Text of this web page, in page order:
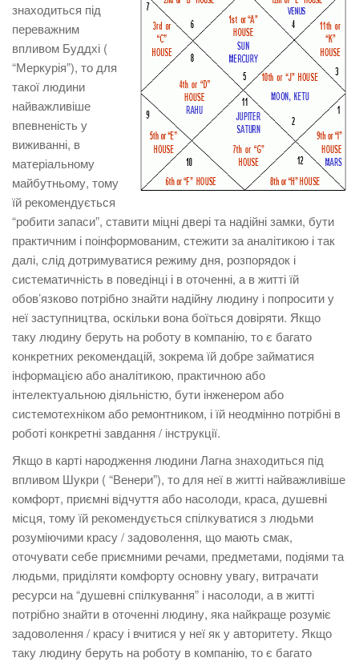
знаходиться під
переважним
впливом Буддхі (
“Меркурія”), то для
такої людини
найважливіше
впевненість у
виживанні, в
матеріальному
майбутньому, тому
їй рекомендується
“робити запаси”, ставити міцні двері та надійні замки, бути
практичним і поінформованим, стежити за аналітикою і так
далі, слід дотримуватися режиму дня, розпорядок і
систематичність в поведінці і в оточенні, а в житті їй
обов’язково потрібно знайти надійну людину і попросити у
неї заступництва, оскільки вона боїться довіряти. Якщо
таку людину беруть на роботу в компанію, то є багато
конкретних рекомендацій, зокрема їй добре займатися
інформацією або аналітикою, практичною або
інтелектуальною діяльністю, бути інженером або
системотехніком або ремонтником, і їй неодмінно потрібні в
роботі конкретні завдання / інструкції.
Якщо в карті народження людини Лагна знаходиться під
впливом Шукри ( “Венери”), то для неї в житті найважливіше
комфорт, приємні відчуття або насолоди, краса, душевні
місця, тому їй рекомендується спілкуватися з людьми
розуміючими красу / задоволення, що мають смак,
оточувати себе приємними речами, предметами, подіями та
людьми, приділяти комфорту основну увагу, витрачати
ресурси на “душевні спілкування” і насолоди, а в житті
потрібно знайти в оточенні людину, яка найкраще розуміє
задоволення / красу і вчитися у неї як у авторитету. Якщо
таку людину беруть на роботу в компанію, то є багато